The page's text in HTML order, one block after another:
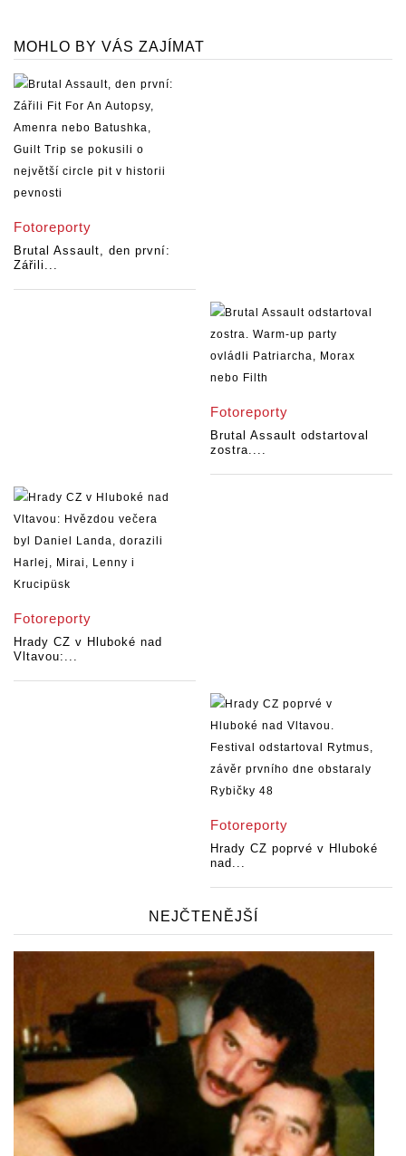
MOHLO BY VÁS ZAJÍMAT
Fotoreporty
Brutal Assault, den první:
Zářili...
Fotoreporty
Brutal Assault odstartoval
zostra....
Fotoreporty
Hrady CZ v Hluboké nad
Vltavou:...
Fotoreporty
Hrady CZ poprvé v Hluboké
nad...
NEJČTENĚJŠÍ